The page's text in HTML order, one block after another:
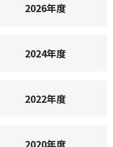
2026年度
2024年度
2022年度
2020年度